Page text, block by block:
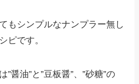
もシンプルなナンプラー無し
ピです。
醤油”と”豆板醤”、”砂糖”の